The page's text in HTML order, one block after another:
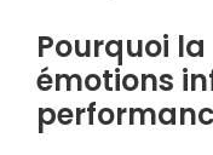
Pourquoi
émotions